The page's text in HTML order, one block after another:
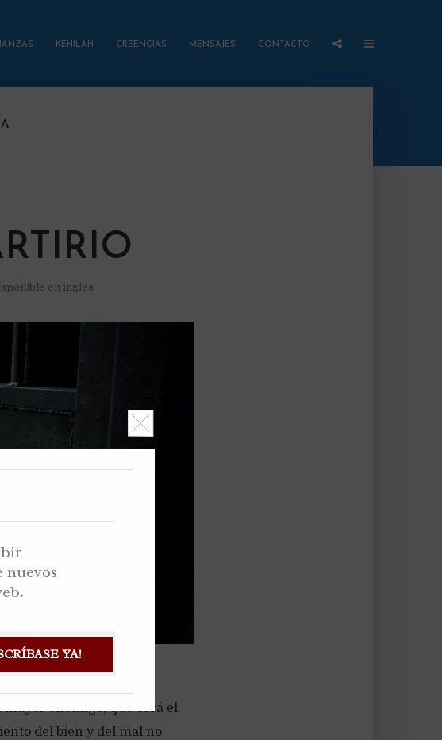
KEHILAH CREENCIAS MENSAJES CONTACTO
en inglés
fruto del árbol del
enemigo, que será el
del bien y del mal no
YA!
nuevos